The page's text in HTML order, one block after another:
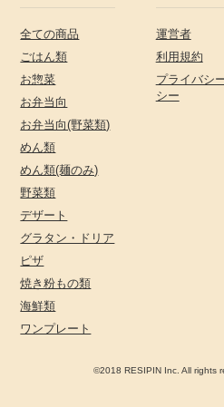
全ての商品
ごはん類
お惣菜
お弁当向
お弁当向(野菜類)
めん類
めん類(麺のみ)
野菜類
デザート
グラタン・ドリア
ピザ
焼き粉もの類
海鮮類
ワンプレート
運営者
利用規約
プライバシ
シー
©2018 RESIPIN Inc. All rights